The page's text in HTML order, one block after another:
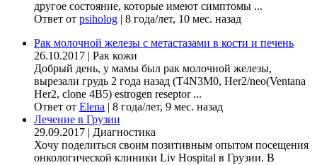
другое состояние, которые имеют симптомы ...
Ответ от psiholog | 8 года/лет, 10 мес. назад
Рак молочной железы с метастазами в кости и печень
26.10.2017 | Рак кожи
Добрый день, у мамы был рак молочной железы,
вырезали грудь 2 года назад (Т4N3M0, Her2/neo(Ventana
Her2, clone 4B5) estrogen reseptor ...
Ответ от Elena | 8 года/лет, 9 мес. назад
Лечение в Грузии
29.09.2017 | Диагностика
Хочу поделиться своим позитивным опытом посещения
онкологической клиники Liv Hospital в Грузии. В